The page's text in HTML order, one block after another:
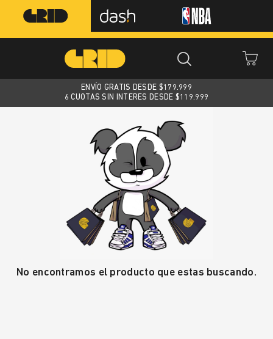
ENVÍO GRATIS DESDE $179.999
6 CUOTAS SIN INTERES DESDE $119.999
No encontramos el producto que estas buscando.